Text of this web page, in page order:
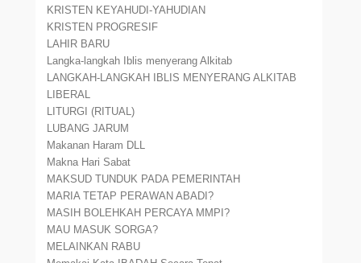
KRISTEN KEYAHUDI-YAHUDIAN
KRISTEN PROGRESIF
LAHIR BARU
Langka-langkah Iblis menyerang Alkitab
LANGKAH-LANGKAH IBLIS MENYERANG ALKITAB
LIBERAL
LITURGI (RITUAL)
LUBANG JARUM
Makanan Haram DLL
Makna Hari Sabat
MAKSUD TUNDUK PADA PEMERINTAH
MARIA TETAP PERAWAN ABADI?
MASIH BOLEHKAH PERCAYA MMPI?
MAU MASUK SORGA?
MELAINKAN RABU